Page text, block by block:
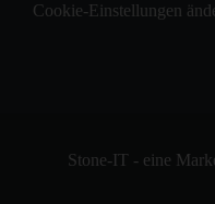
Cookie-Einstellungen
Stone-IT - eine